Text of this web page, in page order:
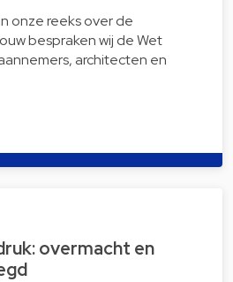
onze reeks over de
bespraken wij de Wet
architecten en
overmacht en